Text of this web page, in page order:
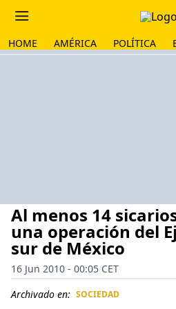
HOME AMÉRICA POLÍTICA
Al menos 14
una operación del
sur de México
16 Jun 2010 - 00:05 CET
Archivado en: SOCIEDAD